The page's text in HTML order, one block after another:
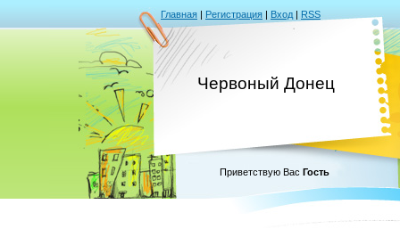
Главная | Регистрация | Вход | RSS
Червоный Донец
Приветствую Вас Гость